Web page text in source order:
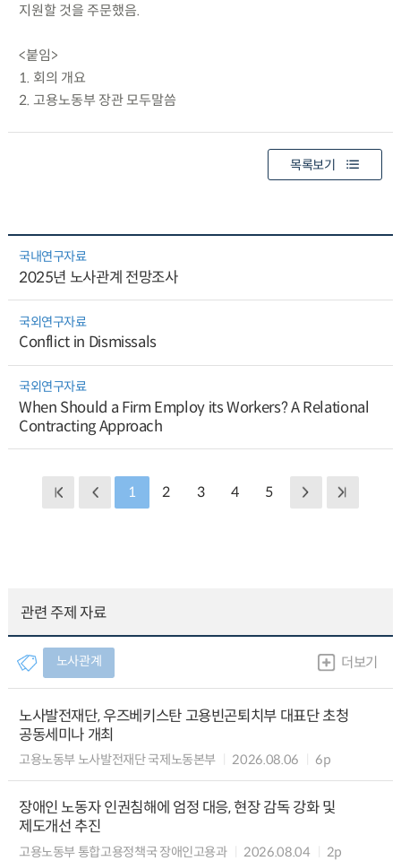
지원할 것을 주문했음.
<붙임>
1. 회의 개요
2. 고용노동부 장관 모두말씀
목록보기
국내연구자료
2025년 노사관계 전망조사
국외연구자료
Conflict in Dismissals
국외연구자료
When Should a Firm Employ its Workers? A Relational
Contracting Approach
1 2 3 4 5
관련 주제 자료
노사관계 더보기
노사발전재단, 우즈베키스탄 고용빈곤퇴치부 대표단 초청
공동세미나 개최
고용노동부 노사발전재단 국제노동본부 2026.08.06 6p
장애인 노동자 인권침해에 엄정 대응, 현장 감독 강화 및
제도개선 추진
고용노동부 통합고용정책국 장애인고용과 2026.08.04 2p